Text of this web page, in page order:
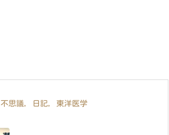
不思議, 日記, 東洋医学